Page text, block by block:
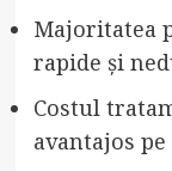
Majoritatea
rapide și
Costul
avantajos